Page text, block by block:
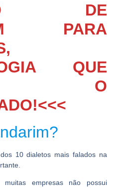
DE
PARA
QUE
O
10 dialetos mais falados na
empresas não possui